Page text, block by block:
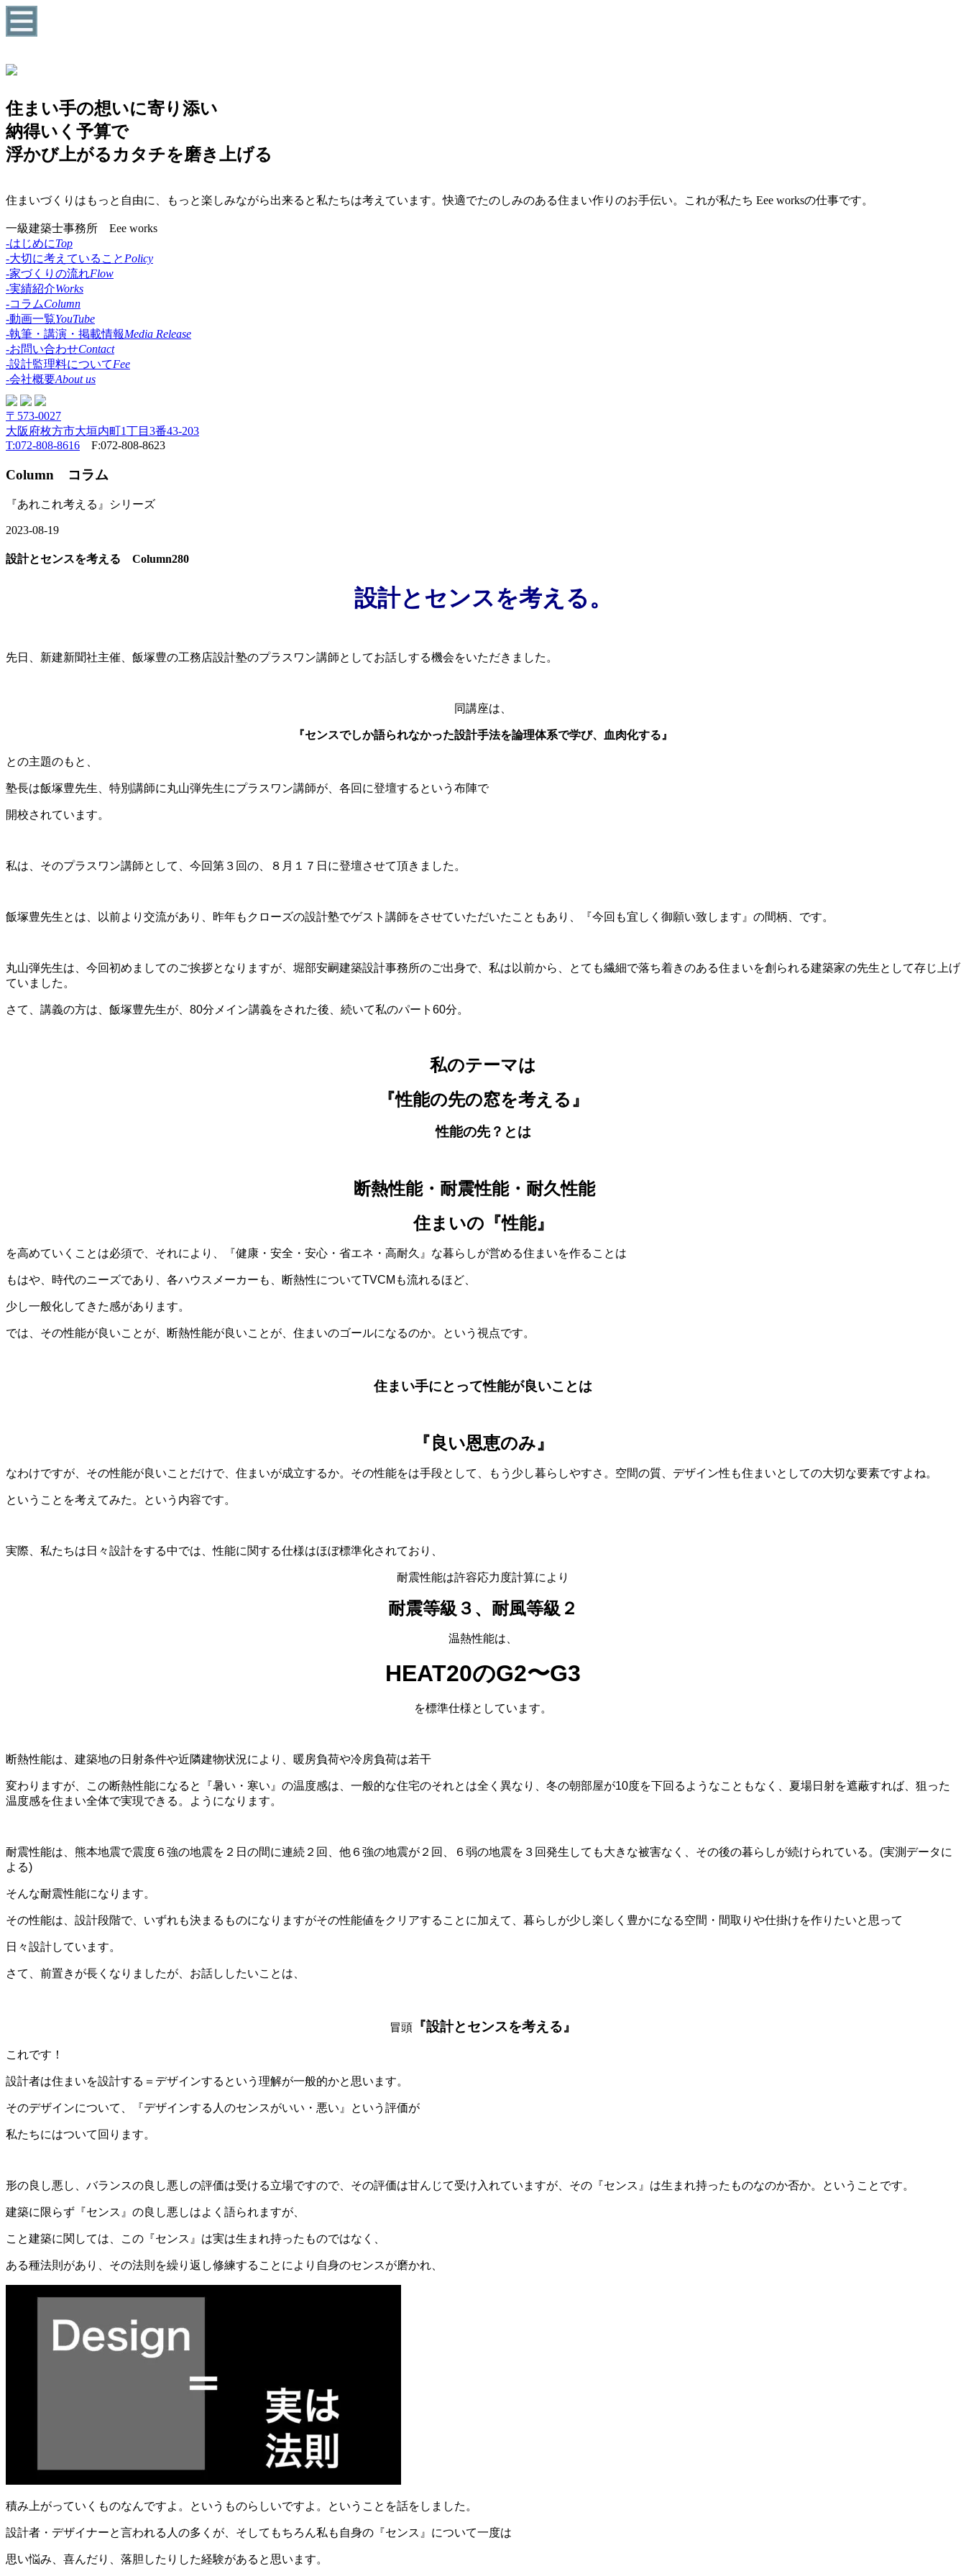
住まい手の想いに寄り添い
納得いく予算で
浮かび上がるカタチを磨き上げる
住まいづくりはもっと自由に、もっと楽しみながら出来ると私たちは考えています。快適でたのしみのある住まい作りのお手伝い。これが私たち Eee worksの仕事です。
一級建築士事務所 Eee works
-はじめにTop
-大切に考えていること Policy
-家づくりの流れFlow
-実績紹介Works
-コラムColumn
-動画一覧YouTube
-執筆・講演・掲載情報Media Release
-お問い合わせContact
-設計監理料についてFee
-会社概要About us
〒573-0027
大阪府枚方市大垣内町1丁目3番43-203
T:072-808-8616
F:072-808-8623
Column コラム
『あれこれ考える』シリーズ
2023-08-19
設計とセンスを考える Column280
設計とセンスを考える。
先日、新建新聞社主催、飯塚豊の工務店設計塾のプラスワン講師としてお話しする機会をいただきました。
同講座は、
『センスでしか語られなかった設計手法を論理体系で学び、血肉化する』
との主題のもと、
塾長は飯塚豊先生、特別講師に丸山弾先生にプラスワン講師が、各回に登壇するという布陣で
開校されています。
私は、そのプラスワン講師として、今回第３回の、８月１７日に登壇させて頂きました。
飯塚豊先生とは、以前より交流があり、昨年もクローズの設計塾でゲスト講師をさせていただいたこともあり、『今回も宜しく御願い致します』の間柄、です。
丸山弾先生は、今回初めましてのご挨拶となりますが、堀部安嗣建築設計事務所のご出身で、私は以前から、とても繊細で落ち着きのある住まいを創られる建築家の先生として存じ上げ
ていました。
さて、講義の方は、飯塚豊先生が、80分メイン講義をされた後、続いて私のパート60分。
私のテーマは
『性能の先の窓を考える』
性能の先？とは
断熱性能・耐震性能・耐久性能
住まいの『性能』
を高めていくことは必須で、 それにより、『健康・安全・安心・省エネ・高耐久』な暮らしが営める住まいを作ることは
もはや、時代のニーズであり、各ハウスメーカーも、断熱性についてTVCMも流れるほど、
少し一般化してきた感があります。
では、その性能が良いことが、断熱性能が良いことが、住まいのゴールになるのか。という視点です。
住まい手にとって性能が良いことは
『良い恩恵のみ』
なわけですが、その性能が良いことだけで、住まいが成立するか。その性能をは手段として、もう少し暮らしやすさ。空間の質、デザイン性も住まいとしての大切な要素ですよね。
ということを考えてみた。という内容です。
実際、私たちは日々設計をする中では、性能に関する仕様はほぼ標準化されており、
耐震性能は許容応力度計算により
耐震等級３、耐風等級２
温熱性能は、
HEAT20のG2〜G3
を標準仕様としています。
断熱性能は、建築地の日射条件や近隣建物状況により、暖房負荷や冷房負荷は若干
変わりますが、この断熱性能になると『暑い・寒い』の温度感は、一般的な住宅のそれとは全く異なり、冬の朝部屋が10度を下回るようなこともなく、夏場日射を遮蔽すれば、狙った
温度感を住まい全体で実現できる。ようになります。
耐震性能は、熊本地震で震度６強の地震を２日の間に連続２回、他６強の地震が２回、６弱の地震を３回発生しても大きな被害なく、その後の暮らしが続けられている。(実測データに
よる)
そんな耐震性能になります。
その性能は、設計段階で、いずれも決まるものになりますがその性能値をクリアすることに加えて、暮らしが少し楽しく豊かになる空間・間取りや仕掛けを作りたいと思って
日々設計しています。
さて、前置きが長くなりましたが、お話ししたいことは、
冒頭 『設計とセンスを考える』
これです！
設計者は住まいを設計する＝デザインするという理解が一般的かと思います。
そのデザインについて、『デザインする人のセンスがいい・悪い』という評価が
私たちにはついて回ります。
形の良し悪し、バランスの良し悪しの評価は受ける立場ですので、その評価は甘んじて受け入れていますが、その『センス』は生まれ持ったものなのか否か。ということです。
建築に限らず『センス』の良し悪しはよく語られますが、
こと建築に関しては、この『センス』は実は生まれ持ったものではなく、
ある種法則があり、その法則を繰り返し修練することにより自身のセンスが磨かれ、
積み上がっていくものなんですよ。というものらしいですよ。ということを話をしました。
設計者・デザイナーと言われる人の多くが、そしてもちろん私も自身の『センス』について一度は
思い悩み、喜んだり、落胆したりした経験があると思います。